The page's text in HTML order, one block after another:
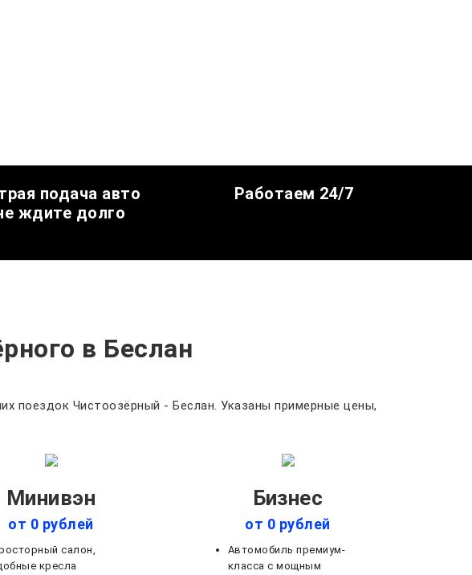
подача авто
ждите долго
Работаем 24/7
в Беслан
поездок Чистоозёрный - Беслан. Указаны примерные цены,
Минивэн
от 0 рублей
салон,
кресла
Бизнес
от 0 рублей
Автомобиль премиум-
класса с мощным